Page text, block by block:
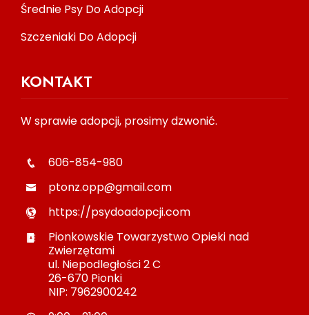
Średnie Psy Do Adopcji
Szczeniaki Do Adopcji
KONTAKT
W sprawie adopcji, prosimy dzwonić.
606-854-980
ptonz.opp@gmail.com
https://psydoadopcji.com
Pionkowskie Towarzystwo Opieki nad
Zwierzętami
ul. Niepodległości 2 C
26-670 Pionki
NIP: 7962900242